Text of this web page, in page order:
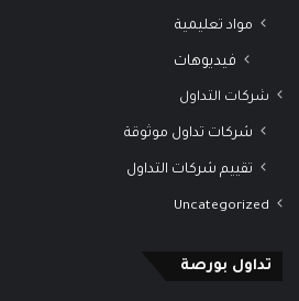
مواد تعليمية
فيديوهات
شركات التداول
شركات تداول موثوقة
تقييم شركات التداول
Uncategorized
تداول بورصة